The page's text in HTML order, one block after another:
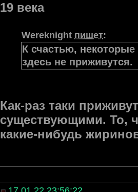
19 века
Wereknight пишет:
К счастью,
здесь не приживутся.
Как-раз таки
существующими. То,
какие-нибудь